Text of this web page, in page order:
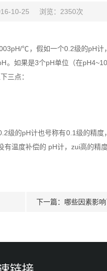
10-25 浏览：2350次
℃，假如一个0.2级的pH计
如果是3个pH单位（在
三点：
的pH计也号称有0.1级的精度
温度补偿的 pH计，zui高的精度
下一篇： 哪些因素影